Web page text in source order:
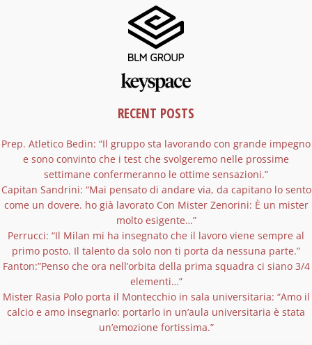
RECENT POSTS
Prep. Atletico Bedin: “Il gruppo sta lavorando con grande impegno
e sono convinto che i test che svolgeremo nelle prossime
settimane confermeranno le ottime sensazioni.”
Capitan Sandrini: “Mai pensato di andare via, da capitano lo sento
come un dovere. ho già lavorato Con Mister Zenorini: È un mister
molto esigente…”
Perrucci: “Il Milan mi ha insegnato che il lavoro viene sempre al
primo posto. Il talento da solo non ti porta da nessuna parte.”
Fanton:”Penso che ora nell’orbita della prima squadra ci siano 3/4
elementi…”
Mister Rasia Polo porta il Montecchio in sala universitaria: “Amo il
calcio e amo insegnarlo: portarlo in un’aula universitaria è stata
un’emozione fortissima.”